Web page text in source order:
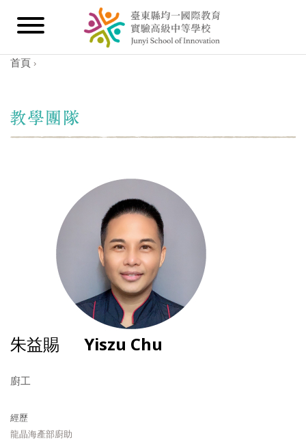
首頁 ›
朱益賜 Yiszu Chu
廚工
經歷
龍晶海產部廚助